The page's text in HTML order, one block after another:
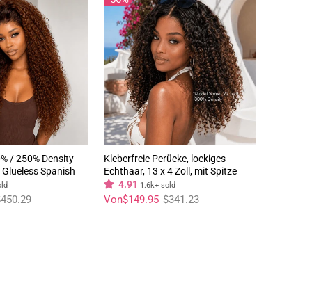
/ 250% Density
Spanish
Front Pre Plucked
Wig
Kleberfreie Perücke, lockiges
Echthaar, 13 x 4 Zoll, mit Spitze
vorne, lockig, gewellt, Bob-Perücke,
vorgezupft, natürlicher Haaransatz
4.91 1.6k+ sold
Normaler
Preis
$341.23
Sonderpreis
Von$149.95